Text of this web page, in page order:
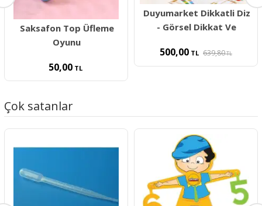
Saksafon Top Üfleme
Oyunu
50,00TL
Duyumarket Dikkatli Diz
- Görsel Dikkat Ve
500,00 TL 639,80TL
Çok satanlar